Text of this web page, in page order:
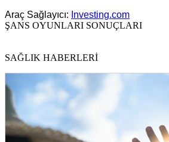
Araç Sağlayıcı: Investing.com
ŞANS OYUNLARI SONUÇLARI
SAĞLIK HABERLERİ